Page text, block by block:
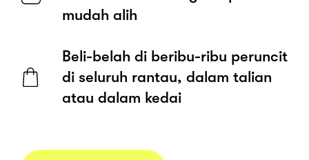
mudah alih
Beli-belah di beribu-ribu peruncit
di seluruh rantau, dalam talian
atau dalam kedai